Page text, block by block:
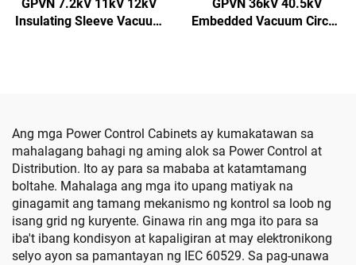
GPVN 7.2kV 11kV 12kV
Insulating Sleeve Vacuum
GPVN 36kV 40.5kV
Embedded Vacuum Circuit
Ang mga Power Control Cabinets ay kumakatawan sa
mahalagang bahagi ng aming alok sa Power Control at
Distribution. Ito ay para sa mababa at katamtamang
boltahe. Mahalaga ang mga ito upang matiyak na
ginagamit ang tamang mekanismo ng kontrol sa loob ng
isang grid ng kuryente. Ginawa rin ang mga ito para sa
iba't ibang kondisyon at kapaligiran at may elektronikong
selyo ayon sa pamantayan ng IEC 60529. Sa pag-unawa